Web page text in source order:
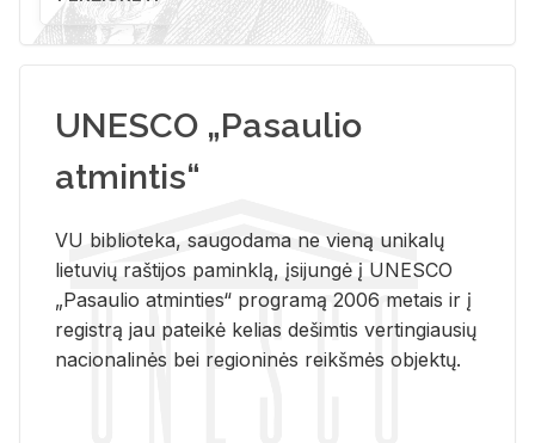
UNESCO „Pasaulio
atmintis“
VU biblioteka, saugodama ne vieną unikalų
lietuvių raštijos paminklą, įsijungė į UNESCO
„Pasaulio atminties“ programą 2006 metais ir į
registrą jau pateikė kelias dešimtis vertingiausių
nacionalinės bei regioninės reikšmės objektų.